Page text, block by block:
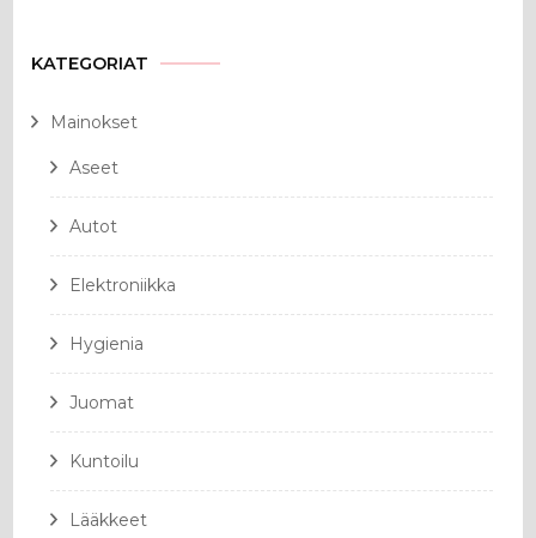
KATEGORIAT
Mainokset
Aseet
Autot
Elektroniikka
Hygienia
Juomat
Kuntoilu
Lääkkeet